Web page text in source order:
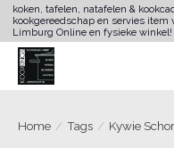
koken, tafelen, natafelen &
kookgereedschap en servies item
Limburg Online en fysieke winkel!
Home / Tags / Kywie